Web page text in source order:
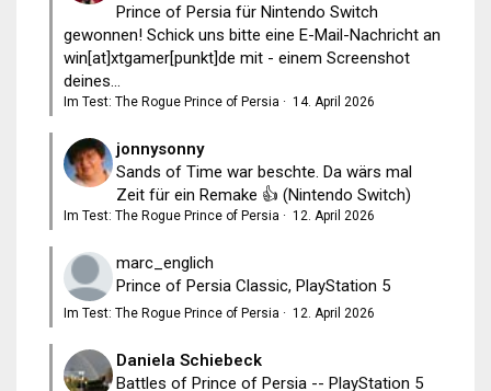
Prince of Persia für Nintendo Switch
gewonnen! Schick uns bitte eine E-Mail-Nachricht an
win[at]xtgamer[punkt]de mit - einem Screenshot
deines...
Im Test: The Rogue Prince of Persia · 14. April 2026
jonnysonny
Sands of Time war beschte. Da wärs mal
Zeit für ein Remake 👍 (Nintendo Switch)
Im Test: The Rogue Prince of Persia · 12. April 2026
marc_englich
Prince of Persia Classic, PlayStation 5
Im Test: The Rogue Prince of Persia · 12. April 2026
Daniela Schiebeck
Battles of Prince of Persia -- PlayStation 5